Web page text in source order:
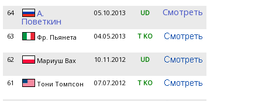
64 А.
Поветкин
05.10.2013 UD Смотреть
63 Фр. Пьянета 04.05.2013 T KO
62 Мариуш Вах 10.11.2012 UD
61 Тони Томпсон 07.07.2012 T KO